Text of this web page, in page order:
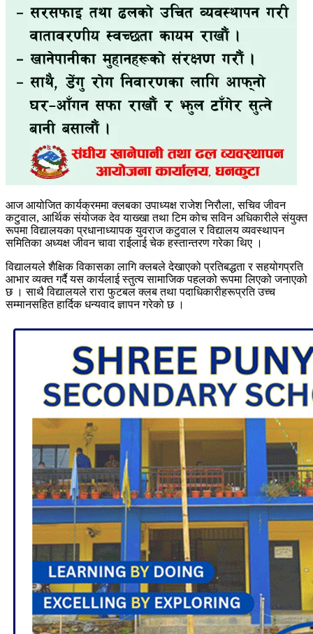
आज आयोजित कार्यक्रममा क्लबका उपाध्यक्ष राजेश निरौला, सचिव जीवन
कटुवाल, आर्थिक संयोजक देव याख्खा तथा टिम कोच सविन अधिकारीले संयुक्त
रूपमा विद्यालयका प्रधानाध्यापक युवराज कटुवाल र विद्यालय व्यवस्थापन
समितिका अध्यक्ष जीवन चावा राईलाई चेक हस्तान्तरण गरेका थिए ।
विद्यालयले शैक्षिक विकासका लागि क्लबले देखाएको प्रतिबद्धता र सहयोगप्रति
आभार व्यक्त गर्दै यस कार्यलाई स्तुत्य सामाजिक पहलको रूपमा लिएको जनाएको
छ । साथै विद्यालयले रारा फुटबल क्लब तथा पदाधिकारीहरूप्रति उच्च
सम्मानसहित हार्दिक धन्यवाद ज्ञापन गरेको छ ।